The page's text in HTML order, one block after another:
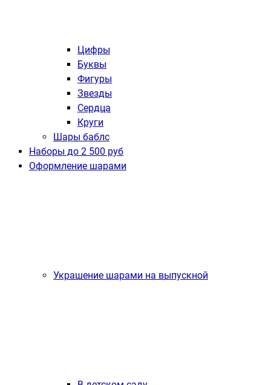
Цифры
Буквы
Фигуры
Звезды
Сердца
Круги
Шары баблс
Наборы до 2 500 руб
Оформление шарами
Украшение шарами на выпускной